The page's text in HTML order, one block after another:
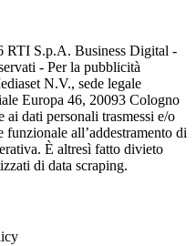
RTI S.p.A. Business Digital -
- Per la pubblicità
N.V., sede legale
Europa 46, 20093 Cologno
ai dati personali trasmessi e/o
all’addestramento di
È altresì fatto divieto
di data scraping.